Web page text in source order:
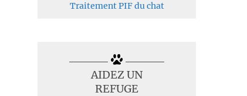
Traitement PIF du chat
AIDEZ UN
REFUGE